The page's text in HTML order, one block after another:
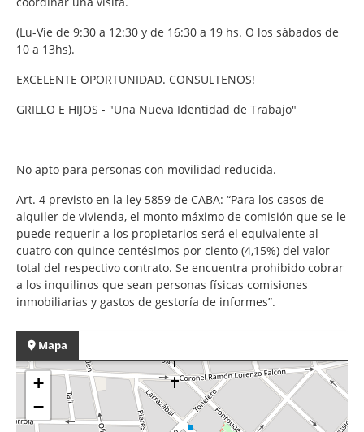
(Lu-Vie de 9:30 a 12:30 y de 16:30 a 19 hs. O los sábados de
10 a 13hs).
EXCELENTE OPORTUNIDAD. CONSULTENOS!
GRILLO E HIJOS - "Una Nueva Identidad de Trabajo"
No apto para personas con movilidad reducida.
Art. 4 previsto en la ley 5859 de CABA: “Para los casos de
alquiler de vivienda, el monto máximo de comisión que se le
puede requerir a los propietarios será el equivalente al
cuatro con quince centésimos por ciento (4,15%) del valor
total del respectivo contrato. Se encuentra prohibido cobrar
a los inquilinos que sean personas físicas comisiones
inmobiliarias y gastos de gestoría de informes”.
Mapa
+
−